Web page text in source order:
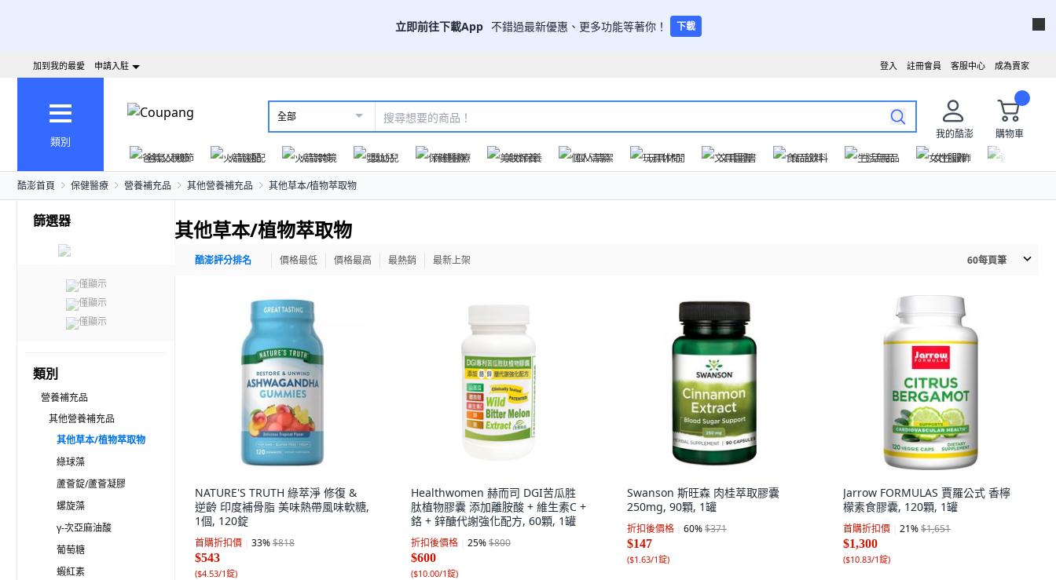
立即前往下載App 不錯過最新優惠、更多功能等著你！ 下載
成為賣家
客服中心
註冊會員
登入
加到我的最愛 申請入駐
類別
全部
我的酷澎
購物車
爸氣父親節
火箭速配 火箭跨境 嬰幼兒 保健醫療 美妝保養 個人清潔 玩具休閒 文具圖書 食品飲料 生活用品 女性服飾
酷澎首頁 保健醫療 營養補充品 其他營養補充品 其他草本/植物萃取物
篩選器
僅顯示
僅顯示
僅顯示
類別
營養補充品
其他營養補充品
其他草本/植物萃取物
綠球藻
蘆薈錠/蘆薈凝膠
螺旋藻
γ-次亞麻油酸
葡萄糖
蝦紅素
其他草本/植物萃取物
酷澎評分排名 價格最低 價格最高 最熱銷 最新上架 60每頁筆
NATURE'S TRUTH 綠萃淨 修復 &
逆齡 印度補骨脂 美味熱帶風味軟糖,
1個, 120錠
首購折扣價 33%$818
$543
($4.53/1錠)
Healthwomen 赫而司 DGI苦瓜胜
肽植物膠囊 添加離胺酸 + 維生素C +
鉻 + 鋅醣代謝強化配方, 60顆, 1罐
折扣後價格 25%$800
$600
($10.00/1錠)
Swanson 斯旺森 肉桂萃取膠囊
250mg, 90顆, 1罐
折扣後價格 60%$371
$147
($1.63/1錠)
Jarrow FORMULAS 賈羅公式 香檸
檬素食膠囊, 120顆, 1罐
首購折扣價 21%$1,651
$1,300
($10.83/1錠)